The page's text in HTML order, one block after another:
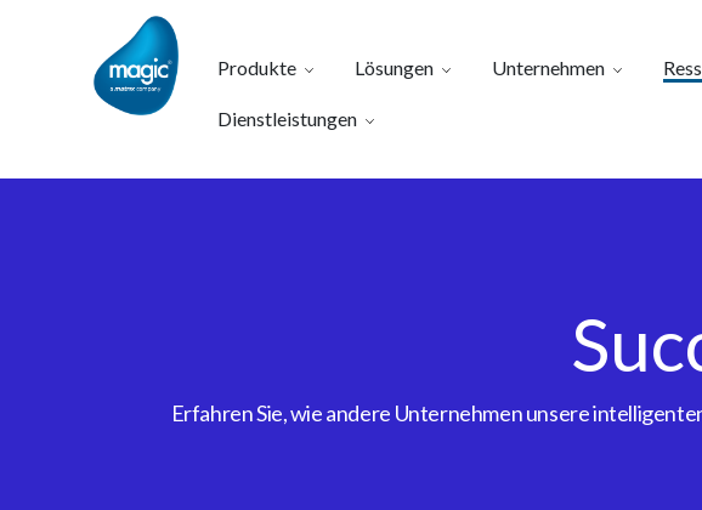
Produkte Lösungen Unternehmen
Dienstleistungen
Erfahren Sie, wie andere Unternehmen unsere